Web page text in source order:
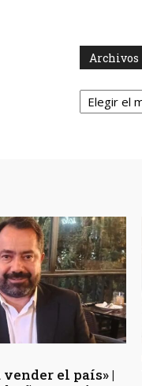
Archivos
Archivos
vender el país» |